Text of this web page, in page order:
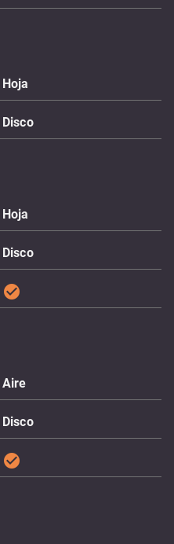
Hoja
Disco
Hoja
Disco
check_circle
Aire
Disco
check_circle